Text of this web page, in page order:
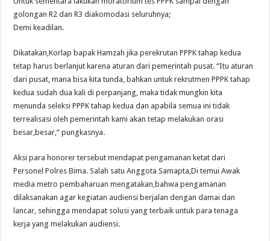
golongan R2 dan R3 diakomodasi seluruhnya;
Demi keadilan.
Dikatakan,Korlap bapak Hamzah jika perekrutan PPPK tahap kedua
tetap harus berlanjut karena aturan dari pemerintah pusat. “Itu aturan
dari pusat, mana bisa kita tunda, bahkan untuk rekrutmen PPPK tahap
kedua sudah dua kali di perpanjang, maka tidak mungkin kita
menunda seleksi PPPK tahap kedua dan apabila semua ini tidak
terrealisasi oleh pemerintah kami akan tetap melakukan orasi
besar,besar,” pungkasnya.
Aksi para honorer tersebut mendapat pengamanan ketat dari
Personel Polres Bima. Salah satu Anggota Samapta,Di temui Awak
media metro pembaharuan mengatakan,bahwa pengamanan
dilaksanakan agar kegiatan audiensi berjalan dengan damai dan
lancar, sehingga mendapat solusi yang terbaik untuk para tenaga
kerja yang melakukan audiensi.